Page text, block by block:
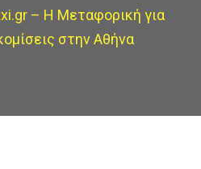
– Η Μεταφορική για
στην Αθήνα